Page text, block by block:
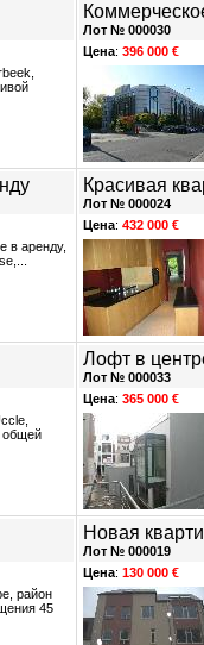
Лот № 000030
Цена: 396 000 €
в аренду,
Красивая
Лот № 000024
Цена: 432 000 €
общей
Лофт в
Лот № 000033
Цена: 365 000 €
район
45
Новая
Лот № 000019
Цена: 130 000 €